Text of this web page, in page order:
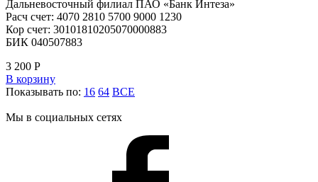
Дальневосточный филиал ПАО «Банк Интеза»
Расч счет: 4070 2810 5700 9000 1230
Кор счет: 30101810205070000883
БИК 040507883
3 200 Р
В корзину
Показывать по: 16 64 ВСЕ
Мы в социальных сетях